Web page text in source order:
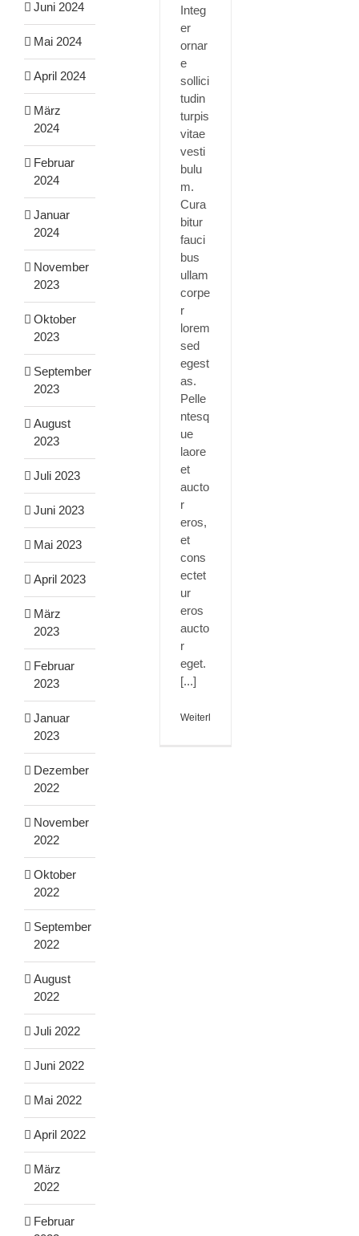
Integ
er
ornar
e
sollici
tudin
turpis
vitae
vesti
bulu
m.
Cura
bitur
fauci
bus
ullam
corpe
r
lorem
sed
egest
as.
Pelle
ntesq
ue
laore
et
aucto
r
eros,
et
cons
ectet
ur
eros
aucto
r
eget.
[...]
Weiterlesen
Juni 2024
Mai 2024
April 2024
März
2024
Februar
2024
Januar
2024
November
2023
Oktober
2023
September
2023
August
2023
Juli 2023
Juni 2023
Mai 2023
April 2023
März
2023
Februar
2023
Januar
2023
Dezember
2022
November
2022
Oktober
2022
September
2022
August
2022
Juli 2022
Juni 2022
Mai 2022
April 2022
März
2022
Februar